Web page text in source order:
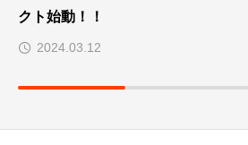
クト始動！！
2024.03.12